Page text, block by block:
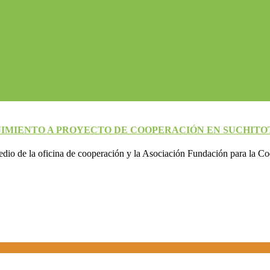
A PROYECTO DE COOPERACIÓN EN
de la oficina de cooperación y la Asociación Fundación para la